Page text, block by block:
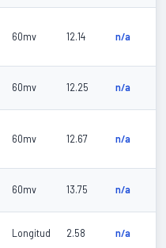
60mv 12.14 n/a
60mv 12.25 n/a
60mv 12.67 n/a
60mv 13.75 n/a
Longitud 2.58 n/a